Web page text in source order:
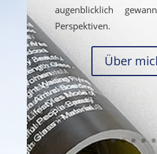
augenblicklich
Perspektiven.
Über